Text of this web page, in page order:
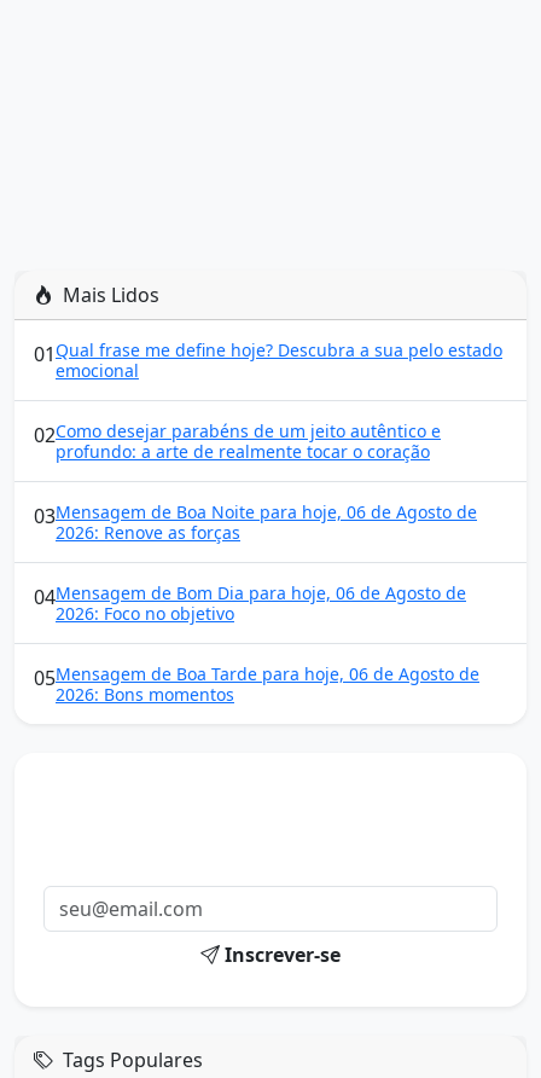
Mais Lidos
01Qual frase me define hoje? Descubra a sua pelo estado
emocional
02Como desejar parabéns de um jeito autêntico e
profundo: a arte de realmente tocar o coração
03Mensagem de Boa Noite para hoje, 06 de Agosto de
2026: Renove as forças
04Mensagem de Bom Dia para hoje, 06 de Agosto de
2026: Foco no objetivo
05Mensagem de Boa Tarde para hoje, 06 de Agosto de
2026: Bons momentos
Inscrever-se
Tags Populares